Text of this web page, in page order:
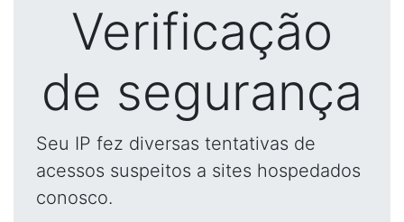
Verificação
de segurança
Seu IP fez diversas tentativas de
acessos suspeitos a sites hospedados
conosco.